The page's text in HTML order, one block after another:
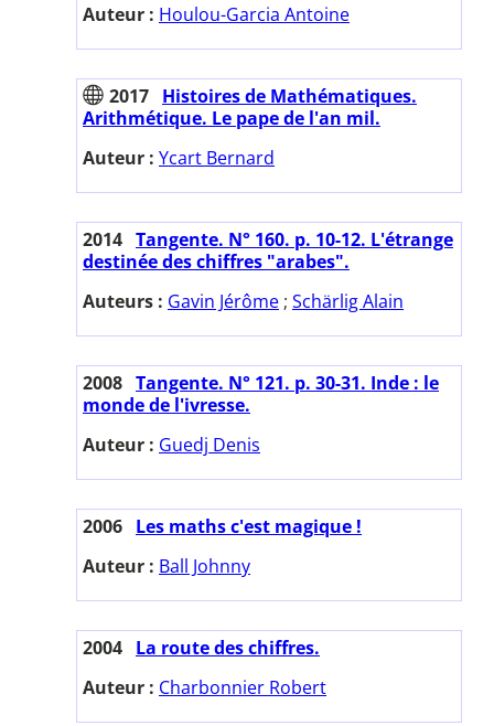
Auteur : Houlou-Garcia Antoine
2017 Histoires de Mathématiques.
Arithmétique. Le pape de l'an mil.
Auteur : Ycart Bernard
2014 Tangente. N° 160. p. 10-12. L'étrange
destinée des chiffres "arabes".
Auteurs : Gavin Jérôme ; Schärlig Alain
2008 Tangente. N° 121. p. 30-31. Inde : le
monde de l'ivresse.
Auteur : Guedj Denis
2006 Les maths c'est magique !
Auteur : Ball Johnny
2004 La route des chiffres.
Auteur : Charbonnier Robert